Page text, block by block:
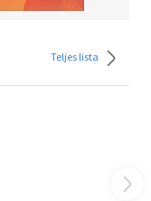
Teljes lista